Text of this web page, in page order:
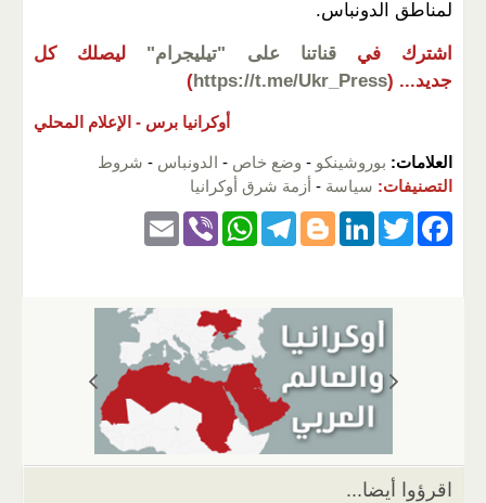
لمناطق الدونباس.
اشترك في قناتنا على "تيليجرام"
ليصلك كل
جديد... (
https://t.me/Ukr_Press
)
أوكرانيا برس - الإعلام المحلي
العلامات: بوروشينكو - وضع خاص - الدونباس - شروط
التصنيفات: سياسة - أزمة شرق أوكرانيا
F
k
T
er
Li
e
dI
n
Bl
g
er
T
gr
a
m
W
s
A
p
Vi
اقرؤوا أيضا...